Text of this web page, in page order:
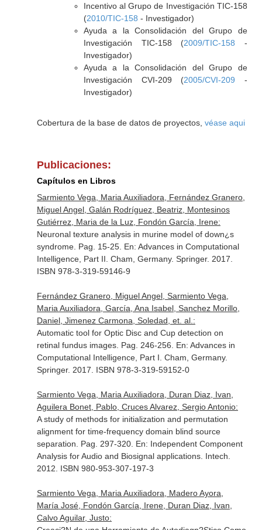
Incentivo al Grupo de Investigación TIC-158
(2010/TIC-158 - Investigador)
Ayuda a la Consolidación del Grupo de
Investigación TIC-158 (2009/TIC-158 -
Investigador)
Ayuda a la Consolidación del Grupo de
Investigación CVI-209 (2005/CVI-209 -
Investigador)
Cobertura de la base de datos de proyectos, véase aqui
Publicaciones:
Capítulos en Libros
Sarmiento Vega, Maria Auxiliadora, Fernández Granero,
Miguel Angel, Galán Rodríguez, Beatriz, Montesinos
Gutiérrez, Maria de la Luz, Fondón García, Irene:
Neuronal texture analysis in murine model of down¿s
syndrome. Pag. 15-25. En: Advances in Computational
Intelligence, Part II . Cham, Germany. Springer. 2017.
ISBN 978-3-319-59146-9
Fernández Granero, Miguel Angel, Sarmiento Vega,
Maria Auxiliadora, García, Ana Isabel, Sanchez Morillo,
Daniel, Jimenez Carmona, Soledad, et. al.:
Automatic tool for Optic Disc and Cup detection on
retinal fundus images. Pag. 246-256. En: Advances in
Computational Intelligence, Part I . Cham, Germany.
Springer. 2017. ISBN 978-3-319-59152-0
Sarmiento Vega, Maria Auxiliadora, Duran Diaz, Ivan,
Aguilera Bonet, Pablo, Cruces Alvarez, Sergio Antonio:
A study of methods for initialization and permutation
alignment for time-frequency domain blind source
separation. Pag. 297-320. En: Independent Component
Analysis for Audio and Biosignal applications. Intech.
2012. ISBN 980-953-307-197-3
Sarmiento Vega, Maria Auxiliadora, Madero Ayora,
María José, Fondón García, Irene, Duran Diaz, Ivan,
Calvo Aguilar, Justo: